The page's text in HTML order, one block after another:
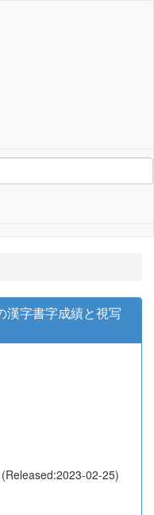
漢字書字成績と視写
02-25)